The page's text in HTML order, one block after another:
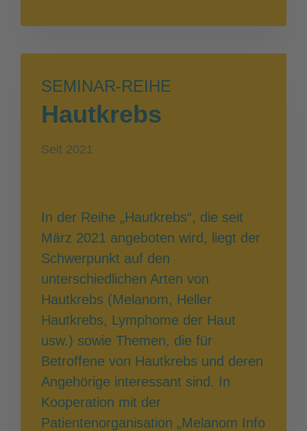
SEMINAR-REIHE
Hautkrebs
Seit 2021
In der Reihe „Hautkrebs“, die seit
März 2021 angeboten wird, liegt der
Schwerpunkt auf den
unterschiedlichen Arten von
Hautkrebs (Melanom, Heller
Hautkrebs, Lymphome der Haut
usw.) sowie Themen, die für
Betroffene von Hautkrebs und deren
Angehörige interessant sind. In
Kooperation mit der
Patientenorganisation „Melanom Info